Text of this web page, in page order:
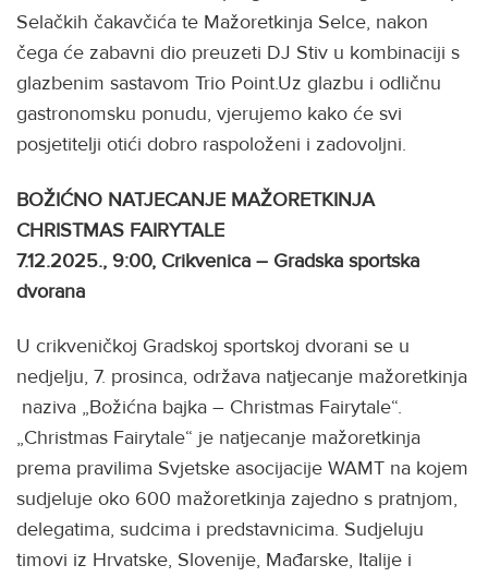
Selačkih čakavčića te Mažoretkinja Selce, nakon
čega će zabavni dio preuzeti DJ Stiv u kombinaciji s
glazbenim sastavom Trio Point.Uz glazbu i odličnu
gastronomsku ponudu, vjerujemo kako će svi
posjetitelji otići dobro raspoloženi i zadovoljni.
BOŽIĆNO NATJECANJE MAŽORETKINJA
CHRISTMAS FAIRYTALE
7.12.2025., 9:00, Crikvenica – Gradska sportska
dvorana
U crikveničkoj Gradskoj sportskoj dvorani se u
nedjelju, 7. prosinca, održava natjecanje mažoretkinja
naziva „Božićna bajka – Christmas Fairytale“.
„Christmas Fairytale“ je natjecanje mažoretkinja
prema pravilima Svjetske asocijacije WAMT na kojem
sudjeluje oko 600 mažoretkinja zajedno s pratnjom,
delegatima, sudcima i predstavnicima. Sudjeluju
timovi iz Hrvatske, Slovenije, Mađarske, Italije i